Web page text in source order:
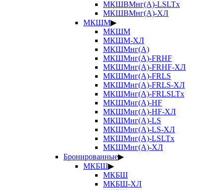
МКШВМнг(А)-LSLTx
МКШВМнг(А)-ХЛ
МКШМ▶
МКШМ
МКШМ-ХЛ
МКШМнг(А)
МКШМнг(А)-FRHF
МКШМнг(А)-FRHF-ХЛ
МКШМнг(А)-FRLS
МКШМнг(А)-FRLS-ХЛ
МКШМнг(А)-FRLSLTx
МКШМнг(А)-HF
МКШМнг(А)-HF-ХЛ
МКШМнг(А)-LS
МКШМнг(А)-LS-ХЛ
МКШМнг(А)-LSLTx
МКШМнг(А)-ХЛ
Бронированные▶
МКБШ▶
МКБШ
МКБШ-ХЛ